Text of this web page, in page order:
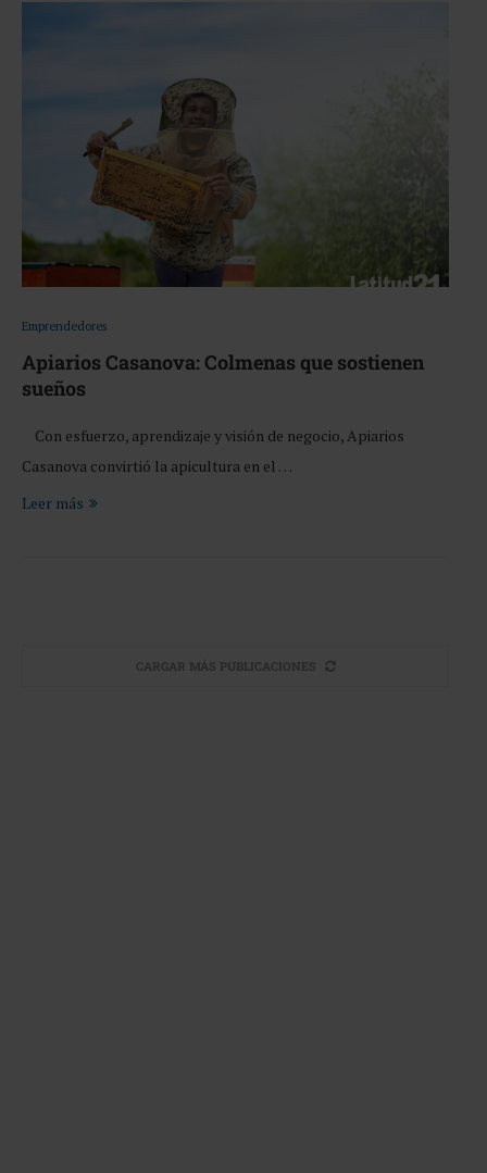
Emprendedores
Apiarios Casanova: Colmenas que sostienen
sueños
Con esfuerzo, aprendizaje y visión de negocio, Apiarios
Casanova convirtió la apicultura en el …
Leer más
CARGAR MÁS PUBLICACIONES